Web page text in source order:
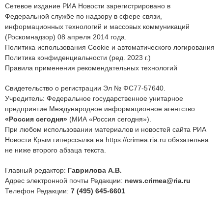
Сетевое издание РИА Новости зарегистрировано в
Федеральной службе по надзору в сфере связи,
информационных технологий и массовых коммуникаций
(Роскомнадзор) 08 апреля 2014 года.
Политика использования Cookie и автоматического логирования
Политика конфиденциальности (ред. 2023 г.)
Правила применения рекомендательных технологий
Свидетельство о регистрации Эл № ФС77-57640.
Учредитель: Федеральное государственное унитарное
предприятие Международное информационное агентство
«Россия сегодня» (МИА «Россия сегодня»).
При любом использовании материалов и новостей сайта РИА
Новости Крым гиперссылка на https://crimea.ria.ru обязательна
не ниже второго абзаца текста.
Главный редактор: Гаврилова А.В.
Адрес электронной почты Редакции: news.crimea@ria.ru
Телефон Редакции: 7 (495) 645-6601